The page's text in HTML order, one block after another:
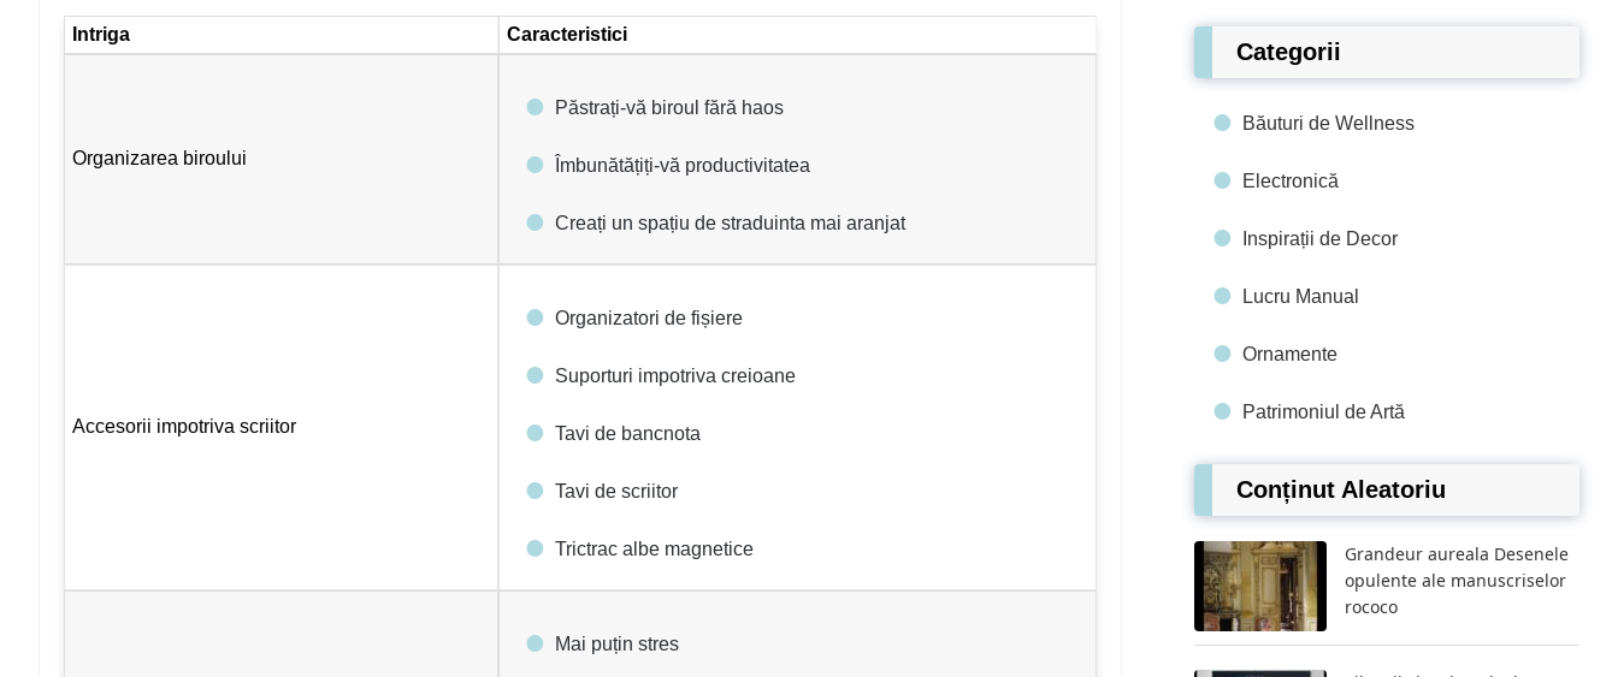
Intriga Caracteristici
Organizarea biroului
Păstrați-vă biroul fără haos
Îmbunătățiți-vă productivitatea
Creați un spațiu de straduinta mai aranjat
Accesorii impotriva scriitor
Organizatori de fișiere
Suporturi impotriva creioane
Tavi de bancnota
Tavi de scriitor
Trictrac albe magnetice
Mai puțin stres
Categorii
Băuturi de Wellness
Electronică
Inspirații de Decor
Lucru Manual
Ornamente
Patrimoniul de Artă
Conținut Aleatoriu
Grandeur aureala Desenele
opulente ale manuscriselor
rococo